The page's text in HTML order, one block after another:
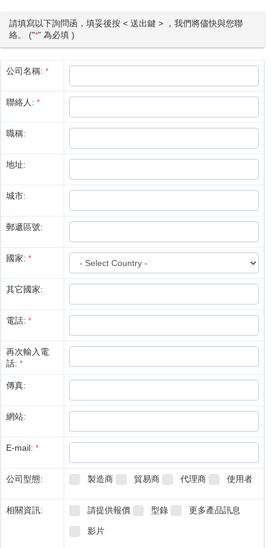
請填寫以下詢問函，填妥後按 < 送出鍵 > ，我們將儘快與您聯
絡。 ("*" 為必填 )
公司名稱: *
聯絡人: *
職稱:
地址:
城市:
郵遞區號:
國家: *
其它國家:
電話: *
再次輸入電
話: *
傳真:
網站:
E-mail: *
公司型態: 製造商 貿易商 代理商 使用者
相關資訊: 請提供報價 型錄 更多產品訊息
影片